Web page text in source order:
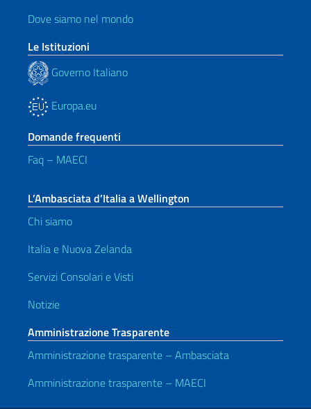
Dove siamo nel mondo
Le Istituzioni
Governo Italiano
Europa.eu
Domande frequenti
Faq – MAECI
L’Ambasciata d’Italia a Wellington
Chi siamo
Italia e Nuova Zelanda
Servizi Consolari e Visti
Notizie
Amministrazione Trasparente
Amministrazione trasparente – Ambasciata
Amministrazione trasparente – MAECI